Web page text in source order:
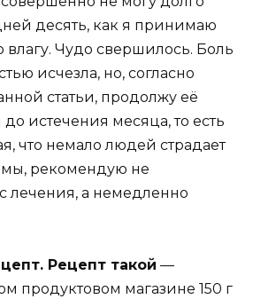
десять, как я принимаю
влагу. Чудо свершилось. Боль
исчезла, но, согласно
статьи, продолжу её
истечения месяца, то есть
что немало людей страдает
рекомендую не
лечения, а немедленно
Рецепт такой —
продуктовом магазине 150 г